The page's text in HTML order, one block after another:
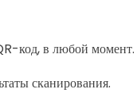
код, в любой момент.
сканирования.